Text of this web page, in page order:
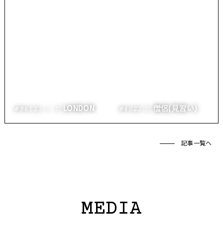
#96121 LONDON #4022 僧侶(見習い)
記事一覧へ
MEDIA